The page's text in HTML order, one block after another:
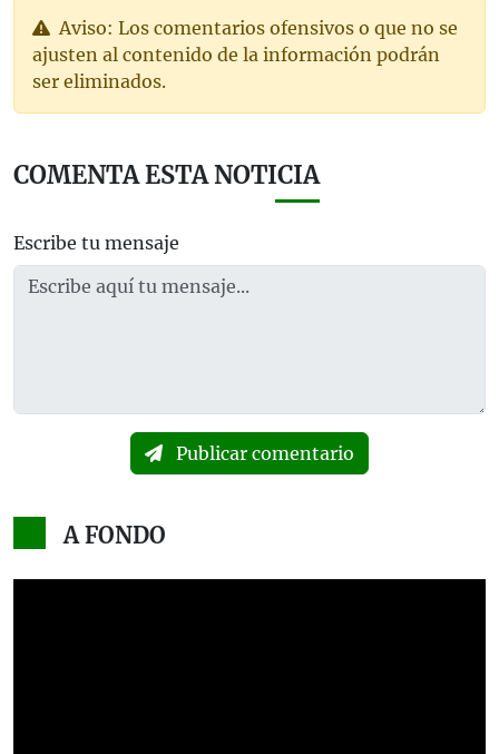
Aviso: Los comentarios ofensivos o que no se
ajusten al contenido de la información podrán
ser eliminados.
COMENTA ESTA NOTICIA
Escribe tu mensaje
Publicar comentario
A FONDO